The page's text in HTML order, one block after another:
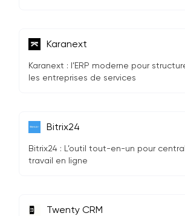
Karanext
Karanext : l’ERP moderne pour
les entreprises de services
Bitrix24
Bitrix24 : L’outil tout-en-un pour
travail en ligne
Twenty CRM